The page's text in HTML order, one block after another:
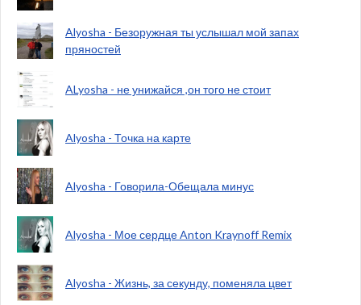
Alyosha - Безоружная ты услышал мой запах
пряностей
ALyosha - не унижайся ,он того не стоит
Alyosha - Точка на карте
Alyosha - Говорила-Обещала минус
Alyosha - Мое сердце Anton Kraynoff Remix
Alyosha - Жизнь, за секунду, поменяла цвет